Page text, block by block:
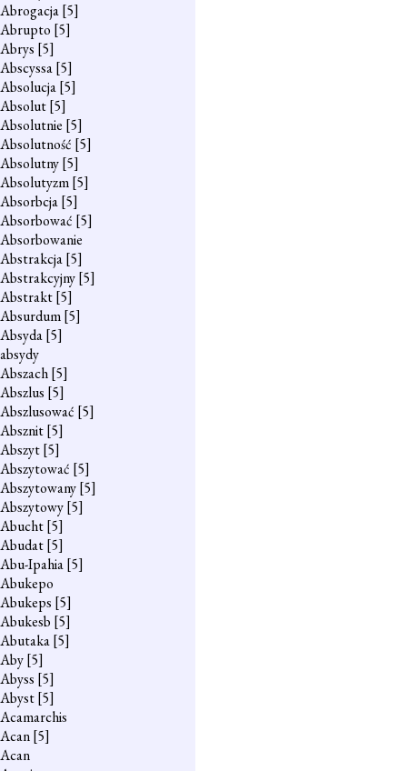
Abrogacja[5]
Abrupto [5]
Abrys [5]
Abscyssa[5]
Absolucja[5]
Absolut[5]
Absolutnie [5]
Absolutność [5]
Absolutny[5]
Absolutyzm[5]
Absorbcja[5]
Absorbować [5]
Absorbowanie
Abstrakcja[5]
Abstrakcyjny[5]
Abstrakt[5]
Absurdum[5]
Absyda[5]
absydy
Abszach[5]
Abszlus [5]
Abszlusować [5]
Absznit[5]
Abszyt[5]
Abszytować [5]
Abszytowany[5]
Abszytowy[5]
Abucht[5]
Abudat[5]
Abu-Ipahia[5]
Abukepo
Abukeps [5]
Abukesb [5]
Abutaka[5]
Aby[5]
Abyss [5]
Abyst[5]
Acamarchis
Acan[5]
Acan